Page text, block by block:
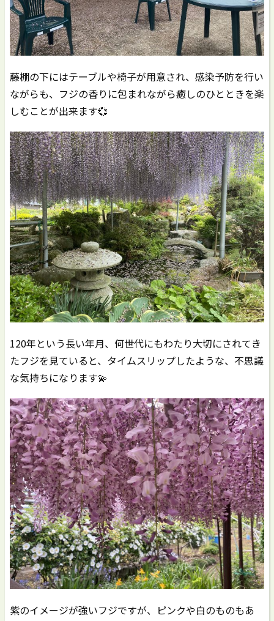
藤棚の下にはテーブルや椅子が用意され、感染予防を行い
ながらも、フジの香りに包まれながら癒しのひとときを楽
しむことが出来ます💞
120年という長い年月、何世代にもわたり大切にされてき
たフジを見ていると、タイムスリップしたような、不思議
な気持ちになります💫
紫のイメージが強いフジですが、ピンクや白のものもあ